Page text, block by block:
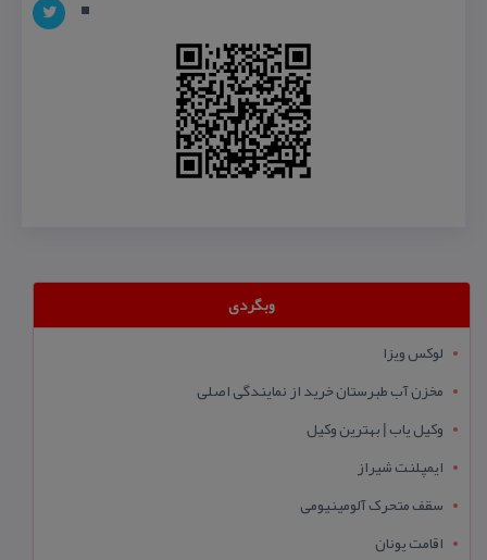
وبگردی
لوکس ویزا
مخزن آب طبرستان خرید از نمایندگی اصلی
وکیل یاب | بهترین وکیل
ایمپلنت شیراز
سقف متحرک آلومینیومی
اقامت یونان